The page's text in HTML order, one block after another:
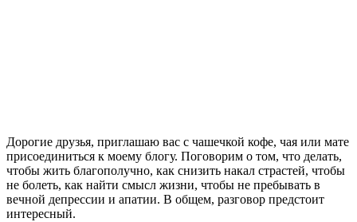
Дорогие друзья, приглашаю вас с чашечкой кофе, чая или мате
присоединиться к моему блогу. Поговорим о том, что делать,
чтобы жить благополучно, как снизить накал страстей, чтобы
не болеть, как найти смысл жизни, чтобы не пребывать в
вечной депрессии и апатии. В общем, разговор предстоит
интересный.